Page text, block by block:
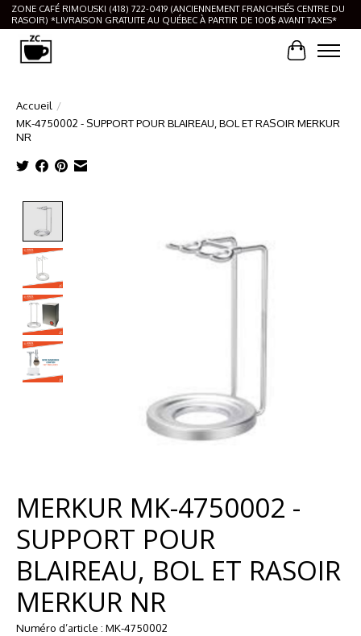
ZONE CAFÉ RIMOUSKI (418) 722-0419 (ANCIENNEMENT FRANCHISÉS CENTRE DU
RASOIR) *LIVRAISON GRATUITE AU QUÉBEC À PARTIR DE 100$ AVANT TAXES*
Panier
Accueil /
MK-4750002 - SUPPORT POUR BLAIREAU, BOL ET RASOIR MERKUR
NR
MERKUR MK-4750002 -
SUPPORT POUR
BLAIREAU, BOL ET RASOIR
MERKUR NR
Numéro d’article : MK-4750002